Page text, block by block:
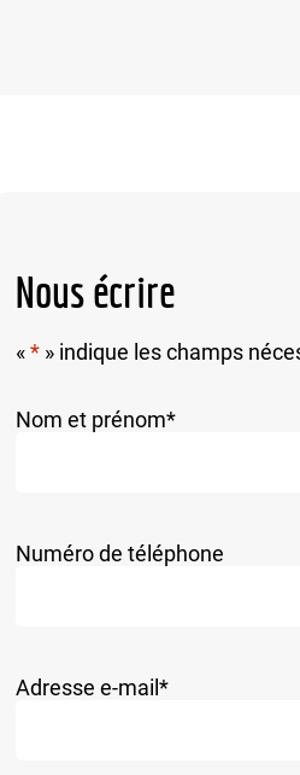
Nous écrire
«* » indique les champs
Nom et prénom*
Numéro de téléphone
Adresse e-mail *